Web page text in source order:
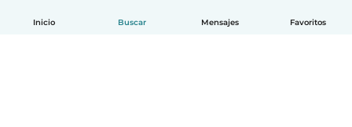
Inicio Buscar Mensajes Favoritos